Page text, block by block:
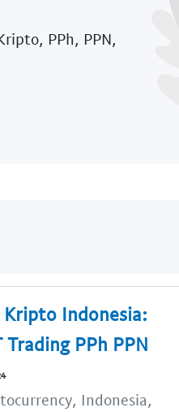
PPh, PPN,
Kripto Indonesia:
Trading PPh PPN
Indonesia,